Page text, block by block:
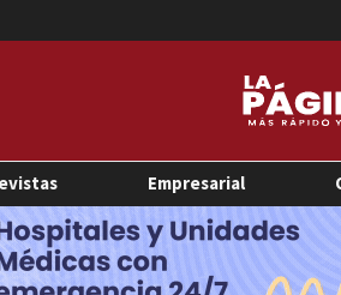
Empresarial